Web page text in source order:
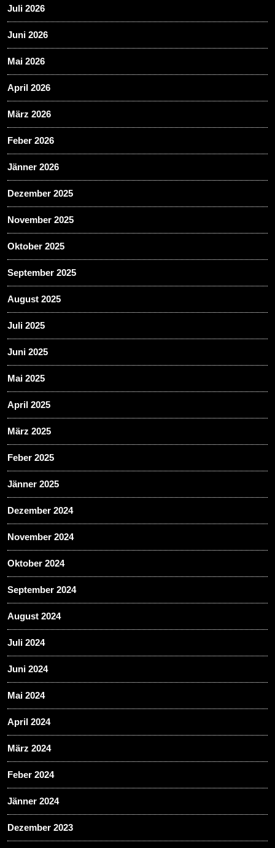
Juli 2026
Juni 2026
Mai 2026
April 2026
März 2026
Feber 2026
Jänner 2026
Dezember 2025
November 2025
Oktober 2025
September 2025
August 2025
Juli 2025
Juni 2025
Mai 2025
April 2025
März 2025
Feber 2025
Jänner 2025
Dezember 2024
November 2024
Oktober 2024
September 2024
August 2024
Juli 2024
Juni 2024
Mai 2024
April 2024
März 2024
Feber 2024
Jänner 2024
Dezember 2023